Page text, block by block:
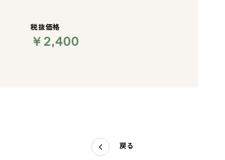
税抜価格
￥2,400
戻る